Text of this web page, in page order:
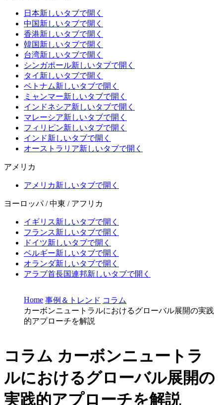
日本新しいタブで開く
中国新しいタブで開く
香港新しいタブで開く
韓国新しいタブで開く
台湾新しいタブで開く
シンガポール新しいタブで開く
タイ 新しいタブで開く
ベトナム新しいタブで開く
ミャンマー新しいタブで開く
インドネシア新しいタブで開く
マレーシア新しいタブで開く
フィリピン新しいタブで開く
インド新しいタブで開く
オーストラリア新しいタブで開く
アメリカ
アメリカ新しいタブで開く
ヨーロッパ / 中東 / アフリカ
イギリス新しいタブで開く
フランス新しいタブで開く
ドイツ新しいタブで開く
ベルギー新しいタブで開く
オランダ新しいタブで開く
アラブ首長国連邦新しいタブで開く
Home 事例＆トレンド コラム
カーボンニュートラルにおけるグローバル展開の実践
的アプローチを解説
コラム カーボンニュートラ
ルにおけるグローバル展開の
実践的アプローチを解説